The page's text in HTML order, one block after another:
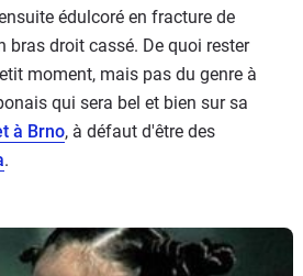
édulcoré en fracture de
bras droit cassé. De quoi rester
moment, mais pas du genre à
qui sera bel et bien sur sa
à Brno, à défaut d'être des
.